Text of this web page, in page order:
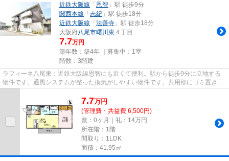
近鉄大阪線 「恩智 」駅 徒歩9分
関西本線 「志紀 」駅 徒歩18分
近鉄大阪線 「法善寺 」駅 徒歩18分
大阪府八尾市曙川東 ４丁目
7.7万円
築年数：築4年 ｜募集中： 1室
階数：3階建
ラフィーネ八尾東：近鉄大阪線恩智にも近くて便利。駅から徒歩9分に立地する
物件です。通風システムが整った換気がしやすい物件です。共用部にゴミ置き場
があるので、外部の人にごみを...
7.7万円
(管理費・共益費 6,500円)
敷：0ヶ月｜礼：14万円
所在階：1階
間取り：1LDK
面積：41.95㎡